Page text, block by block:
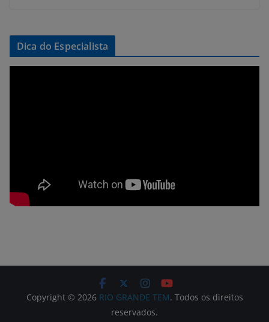
Dica do Especialista
Copyright © 2026 RIO GRANDE TEM. Todos os direitos
reservados.